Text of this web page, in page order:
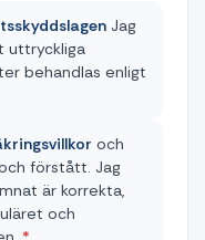
Jag
uttryckliga
behandlas enligt
och
förstått. Jag
är korrekta,
och